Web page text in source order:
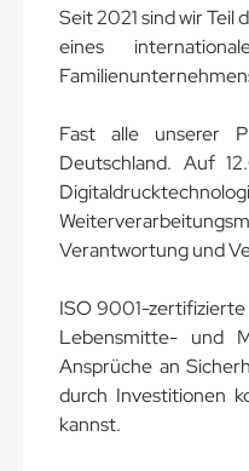
Seit 2021 sind wir
eines
Fast alle unserer
Deutschland. Auf
Verantwortung und
ISO 9001-zertifizierte
Lebensmitte- und
Ansprüche an
durch Investitionen
kannst.